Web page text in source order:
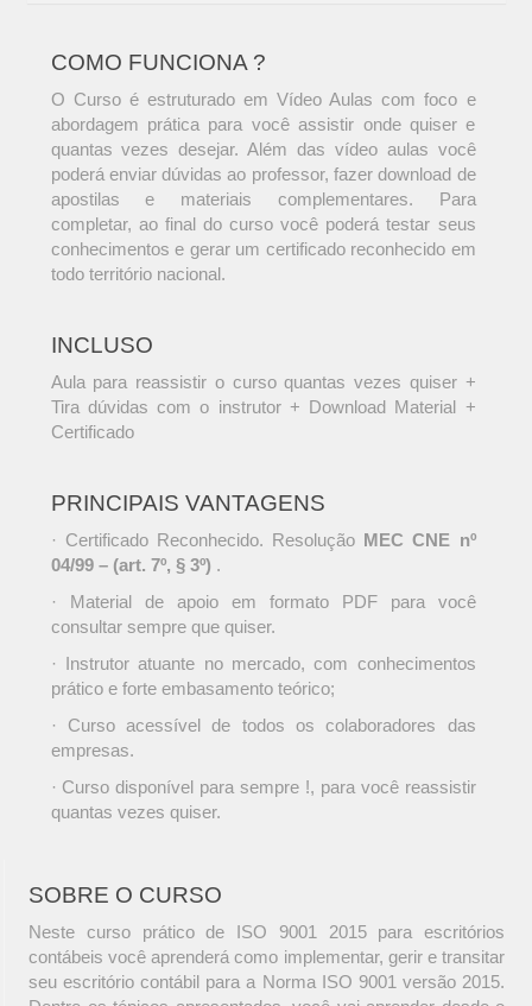
COMO FUNCIONA ?
O Curso é estruturado em Vídeo Aulas com foco e
abordagem prática para você assistir onde quiser e
quantas vezes desejar. Além das vídeo aulas você
poderá enviar dúvidas ao professor, fazer download de
apostilas e materiais complementares. Para
completar, ao final do curso você poderá testar seus
conhecimentos e gerar um certificado reconhecido em
todo território nacional.
INCLUSO
Aula para reassistir o curso quantas vezes quiser +
Tira dúvidas com o instrutor + Download Material +
Certificado
PRINCIPAIS VANTAGENS
· Certificado Reconhecido. Resolução MEC CNE nº
04/99 – (art. 7º, § 3º) .
· Material de apoio em formato PDF para você
consultar sempre que quiser.
· Instrutor atuante no mercado, com conhecimentos
prático e forte embasamento teórico;
· Curso acessível de todos os colaboradores das
empresas.
· Curso disponível para sempre !, para você reassistir
quantas vezes quiser.
SOBRE O CURSO
Neste curso prático de ISO 9001 2015 para escritórios
contábeis você aprenderá como implementar, gerir e transitar
seu escritório contábil para a Norma ISO 9001 versão 2015.